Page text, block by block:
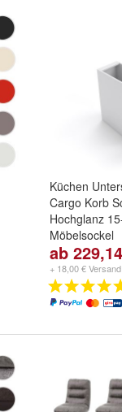
Küchen
Cargo Korb
Hochglanz
Möbelsockel
Breite:15, 20,
...
ab
+ 18,00 € Versand